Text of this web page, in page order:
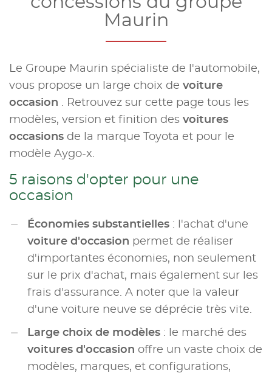
Maurin
Le Groupe Maurin spécialiste de l'automobile,
vous propose un large choix de voiture
occasion . Retrouvez sur cette page tous les
modèles, version et finition des voitures
occasions de la marque Toyota et pour le
modèle Aygo-x.
5 raisons d'opter pour une
occasion
Économies substantielles : l'achat d'une
voiture d'occasion permet de réaliser
d'importantes économies, non seulement
sur le prix d'achat, mais également sur les
frais d'assurance. A noter que la valeur
d'une voiture neuve se déprécie très vite.
Large choix de modèles : le marché des
voitures d'occasion offre un vaste choix de
modèles, marques, et configurations,